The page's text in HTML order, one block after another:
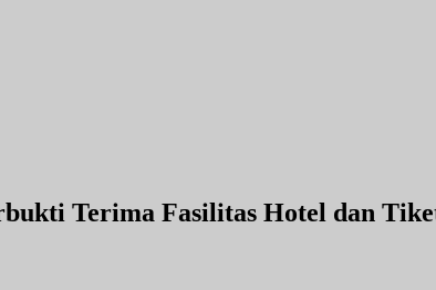
Terima Fasilitas Hotel dan